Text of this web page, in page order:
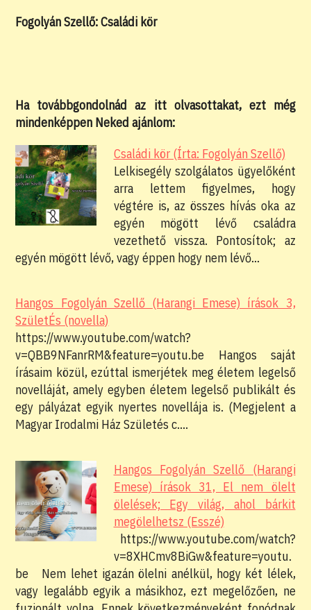
Fogolyán Szellő: Családi kör
Ha továbbgondolnád az itt olvasottakat, ezt még
mindenképpen Neked ajánlom:
Családi kör (Írta: Fogolyán Szellő)
Lelkisegély szolgálatos ügyelőként
arra lettem figyelmes, hogy
végtére is, az összes hívás oka az
egyén mögött lévő családra
vezethető vissza. Pontosítok; az
egyén mögött lévő, vagy éppen hogy nem lévő…
Hangos Fogolyán Szellő (Harangi Emese) írások 3,
SzületÉs (novella)
https://www.youtube.com/watch?
v=QBB9NFanrRM&feature=youtu.be Hangos saját
írásaim közül, ezúttal ismerjétek meg életem legelső
novelláját, amely egyben életem legelső publikált és
egy pályázat egyik nyertes novellája is. (Megjelent a
Magyar Irodalmi Ház Születés c.…
Hangos Fogolyán Szellő (Harangi
Emese) írások 31, El nem ölelt
ölelések; Egy világ, ahol bárkit
megölelhetsz (Esszé)
https://www.youtube.com/watch?
v=8XHCmv8BiGw&feature=youtu.
be Nem lehet igazán ölelni anélkül, hogy két lélek,
vagy legalább egyik a másikhoz, ezt megelőzően, ne